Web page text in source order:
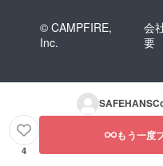
© CAMPFIRE,
Inc.
会
要
4
もう一度